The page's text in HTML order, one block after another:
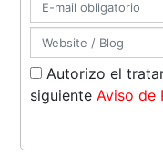
Autorizo el
siguienteAviso de